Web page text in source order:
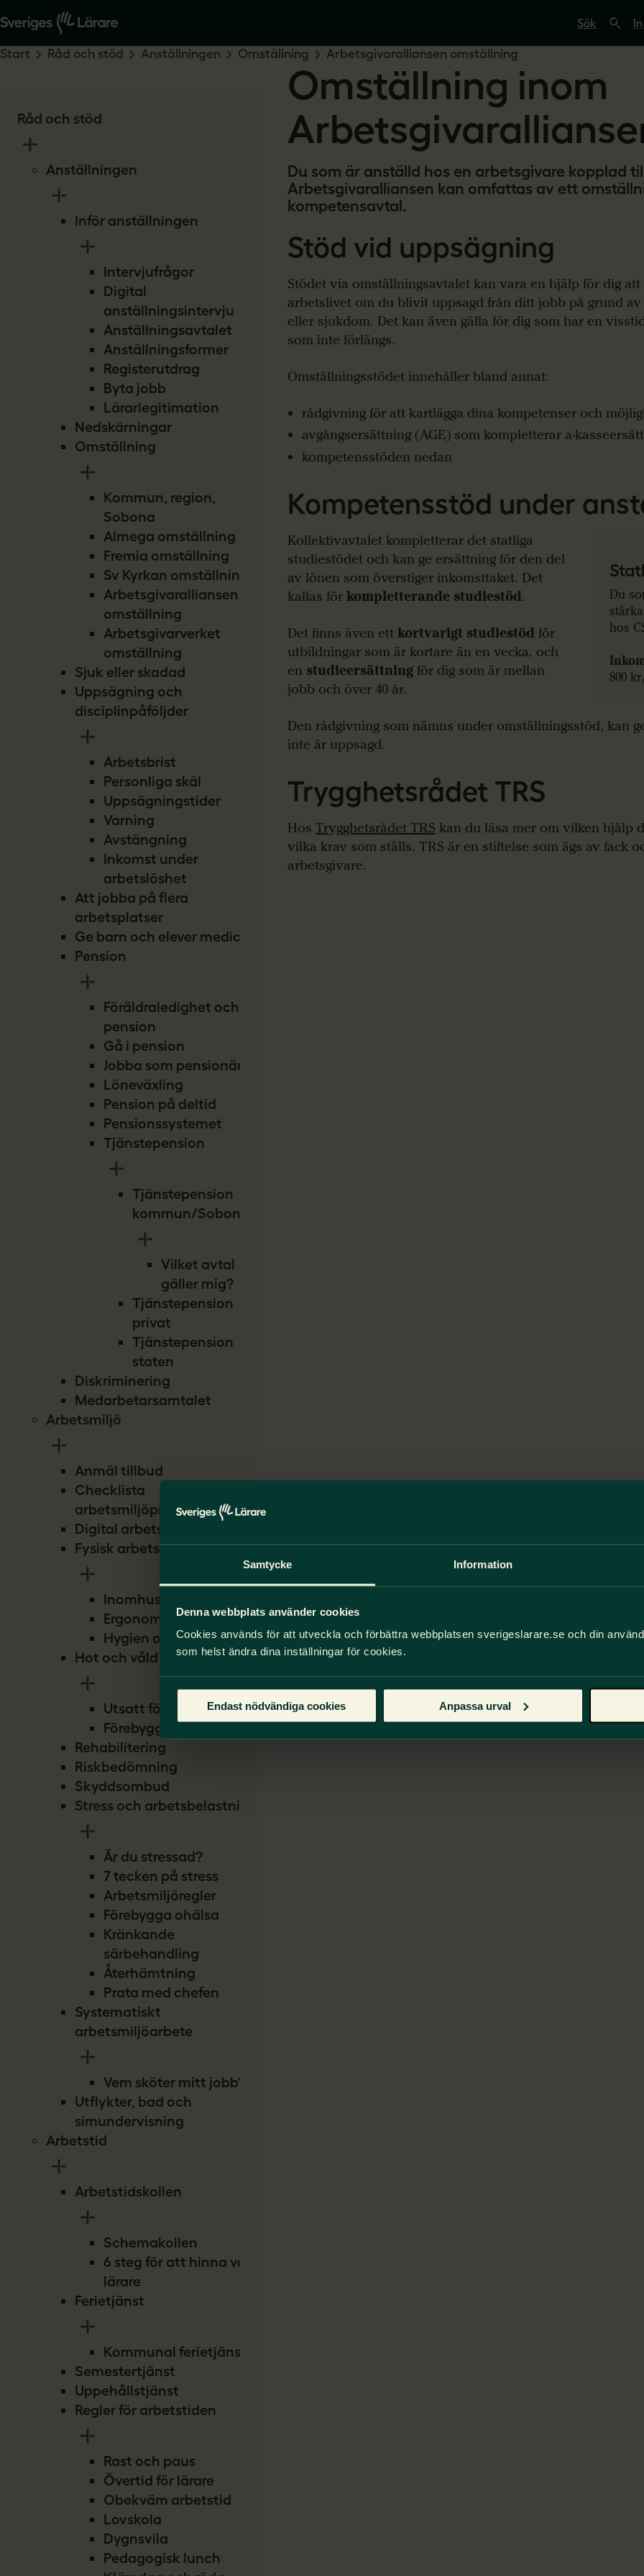
Samtycke Information
Denna webbplats använder cookies
Cookies används för att utveckla och förbättra webbplatsen sverigeslarare.se och din
som helst ändra dina inställningar för cookies.
Endast nödvändiga cookies Anpassa urval
ö
p
v
e
l
ä
r
Råd och stöd
Anställningen
Inför anställningen
Intervjufrågor
Digital
anställningsintervju
Anställningsavtalet
Anställningsformer
Registerutdrag
Byta jobb
Lärarlegitimation
Nedskärningar
Omställning
Kommun, region,
Sobona
Almega omställning
Fremia omställning
Sv Kyrkan omställning
Arbetsgivaralliansen
omställning
Arbetsgivarverket
omställning
Sjuk eller skadad
Uppsägning och
disciplinpåföljder
Arbetsbrist
Personliga skäl
Uppsägningstider
Varning
Avstängning
Inkomst under
arbetslöshet
Att jobba på flera
arbetsplatser
Ge barn och elever medicin
Pension
Föräldraledighet och
pension
Gå i pension
Jobba som pensionär
Löneväxling
Pension på deltid
Pensionssystemet
Tjänstepension
Tjänstepension
kommun/Sobona
Vilket avtal
gäller mig?
Tjänstepension
privat
Tjänstepension
staten
Diskriminering
Medarbetarsamtalet
Arbetsmiljö
Anmäl tillbud
Checklista
arbetsmiljöproblem
Digital arbetsmiljö
Fysisk arbetsmiljö
Inomhusmiljö
Ergonomi
Hygien och smitta
Hot och våld
Utsatt för hot
Förebygg hot
Rehabilitering
Riskbedömning
Skyddsombud
Stress och arbetsbelastning
Är du stressad?
7 tecken på stress
Arbetsmiljöregler
Förebygga ohälsa
Kränkande
särbehandling
Återhämtning
Prata med chefen
Systematiskt
arbetsmiljöarbete
Vem sköter mitt jobb?
Utflykter, bad och
simundervisning
Arbetstid
Arbetstidskollen
Schemakollen
6 steg för att hinna vara
lärare
Ferietjänst
Kommunal ferietjänst
Semestertjänst
Uppehållstjänst
Regler för arbetstiden
Rast och paus
Övertid för lärare
Obekväm arbetstid
Lovskola
Dygnsvila
Pedagogisk lunch
Start Råd och stöd Anställningen Omställning Arbetsgivaralliansen omställning
Omställning inom
Du som är anställd hos en arbetsgivare kopplad
Arbetsgivaralliansen kan omfattas av ett
kompetensavtal.
Stöd vid uppsägning
Stödet via omställningsavtalet kan vara en hjälp för dig
arbetslivet om du blivit uppsagd från ditt jobb på grund
eller sjukdom. Det kan även gälla för dig som har en
som inte förlängs.
Omställningsstödet innehåller bland annat:
rådgivning för att kartlägga dina kompetenser och
avgångsersättning (AGE) som kompletterar a-
kompetensstöden nedan
Kompetensstöd under
Du
hos
800
Kollektivavtalet kompletterar det statliga
studiestödet och kan ge ersättning för den del
av lönen som överstiger inkomsttaket. Det
kallas för kompletterande studiestöd.
Det finns även ett kortvarigt studiestöd för
utbildningar som är kortare än en vecka, och
en studieersättning för dig som är mellan
jobb och över 40 år.
Den rådgivning som nämns under omställningsstöd, kan
inte är uppsagd.
Trygghetsrådet TRS
Hos Trygghetsrådet TRS kan du läsa mer om vilken hjälp
vilka krav som ställs. TRS är en stiftelse som ägs av fack
arbetsgivare.